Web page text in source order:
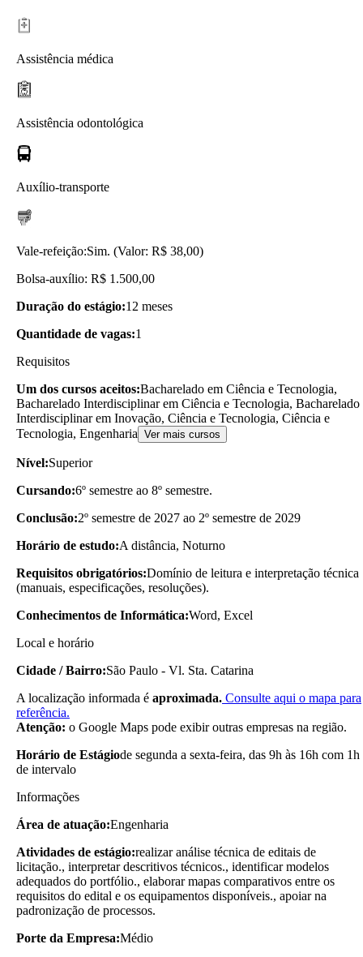
Assistência médica
Assistência odontológica
Auxílio-transporte
Vale-refeição:Sim. (Valor: R$ 38,00)
Bolsa-auxílio: R$ 1.500,00
Duração do estágio:12 meses
Quantidade de vagas:1
Requisitos
Um dos cursos aceitos:Bacharelado em Ciência e Tecnologia,
Bacharelado Interdisciplinar em Ciência e Tecnologia, Bacharelado
Interdisciplinar em Inovação, Ciência e Tecnologia, Ciência e
Tecnologia, Engenharia Ver mais cursos
Nível:Superior
Cursando:6º semestre ao 8º semestre.
Conclusão:2º semestre de 2027 ao 2º semestre de 2029
Horário de estudo:A distância, Noturno
Requisitos obrigatórios:Domínio de leitura e interpretação técnica
(manuais, especificações, resoluções).
Conhecimentos de Informática:Word, Excel
Local e horário
Cidade / Bairro:São Paulo - Vl. Sta. Catarina
A localização informada é aproximada. Consulte aqui o mapa para
referência.
Atenção: o Google Maps pode exibir outras empresas na região.
Horário de Estágiode segunda a sexta-feira, das 9h às 16h com 1h
de intervalo
Informações
Área de atuação:Engenharia
Atividades de estágio:realizar análise técnica de editais de
licitação., interpretar descritivos técnicos., identificar modelos
adequados do portfólio., elaborar mapas comparativos entre os
requisitos do edital e os equipamentos disponíveis., apoiar na
padronização de processos.
Porte da Empresa:Médio